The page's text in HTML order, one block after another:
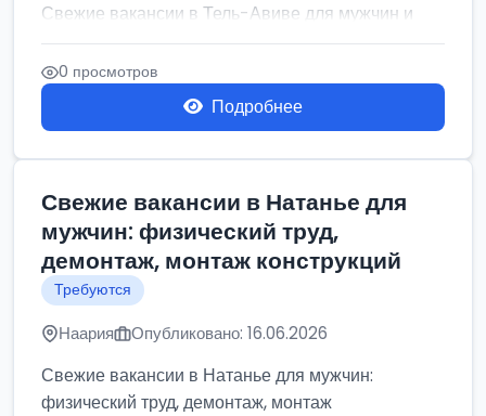
Свежие вакансии в Тель-Авиве для мужчин и
женщин от хозя...
0 просмотров
Подробнее
Свежие вакансии в Натанье для
мужчин: физический труд,
демонтаж, монтаж конструкций
Требуются
Наария Опубликовано: 16.06.2026
Свежие вакансии в Натанье для мужчин:
физический труд, демонтаж, монтаж